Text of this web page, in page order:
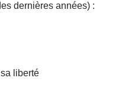
dernières années) :
liberté